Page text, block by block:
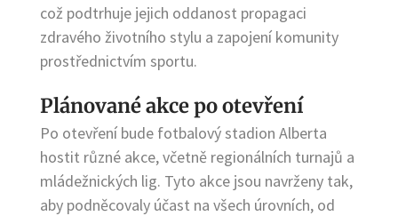
což podtrhuje jejich oddanost propagaci
zdravého životního stylu a zapojení komunity
prostřednictvím sportu.
Plánované akce po otevření
Po otevření bude fotbalový stadion Alberta
hostit různé akce, včetně regionálních turnajů a
mládežnických lig. Tyto akce jsou navrženy tak,
aby podněcovaly účast na všech úrovních, od